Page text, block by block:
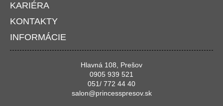
KARIÉRA
KONTAKTY
INFORMÁCIE
Hlavná 108, Prešov
0905 939 521
051/ 772 44 40
salon@princesspresov.sk